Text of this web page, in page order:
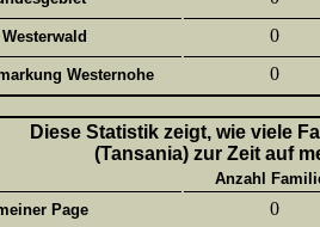
0
Westernohe 0
Diese Statistik zeigt, wie viele
(Tansania) zur Zeit auf
Anzahl
Page
0